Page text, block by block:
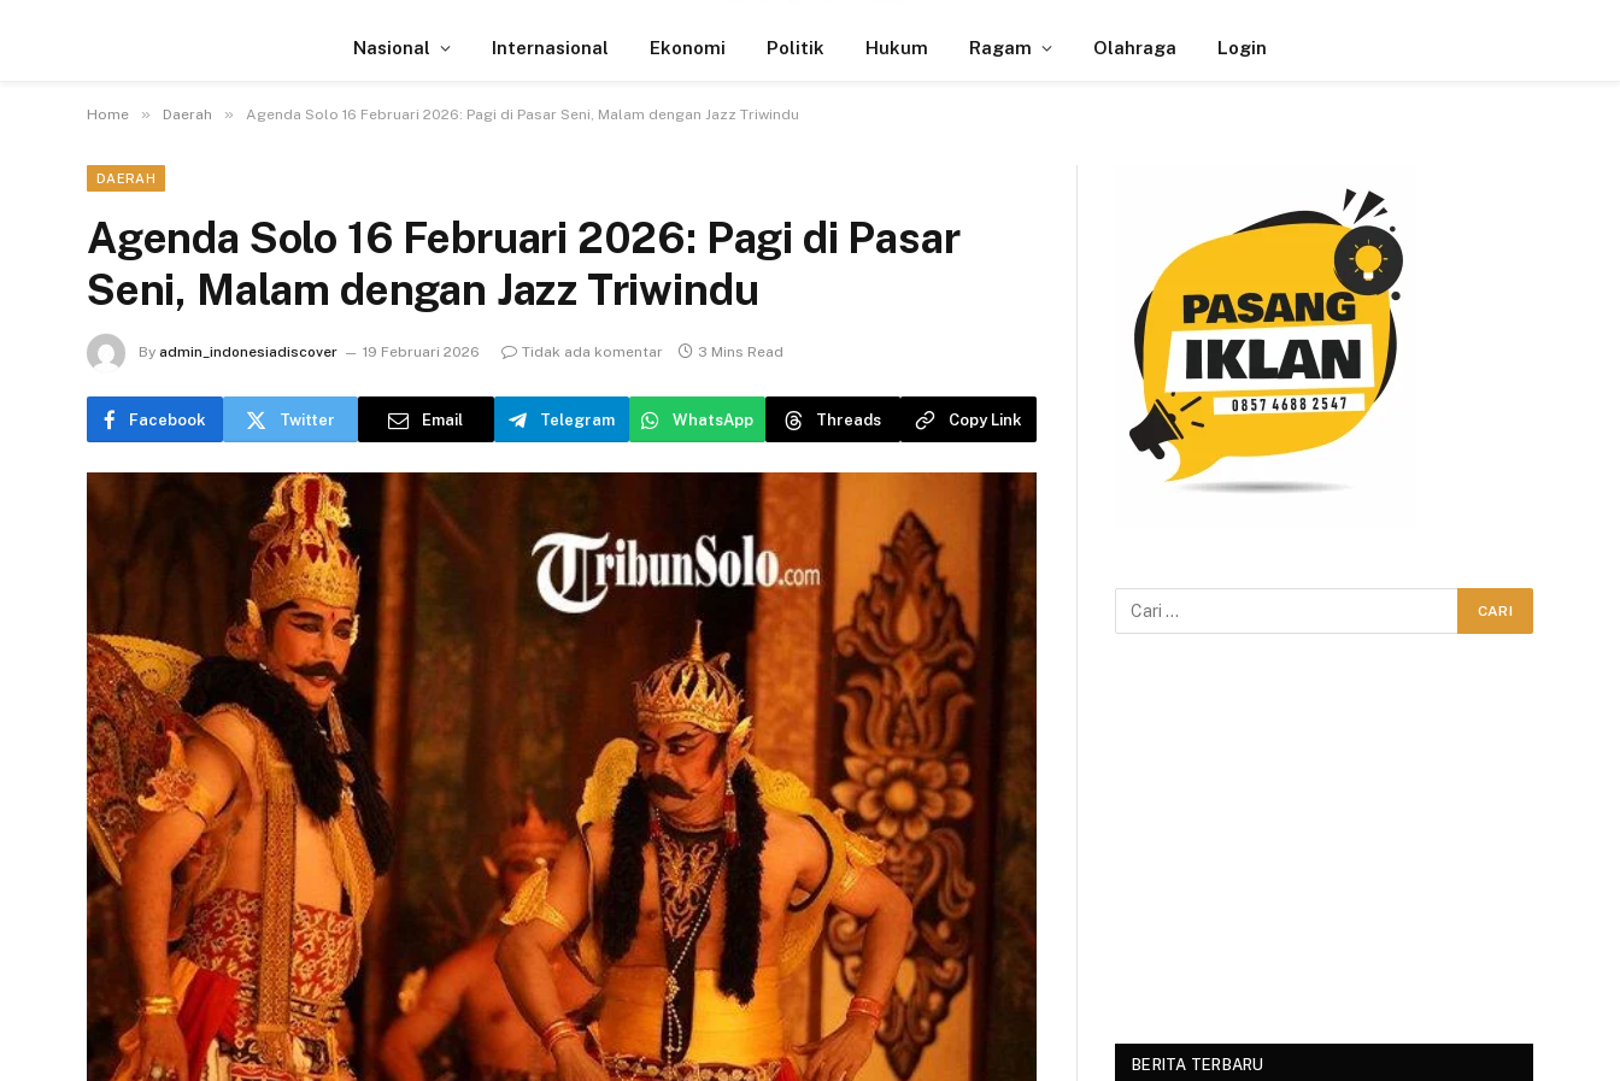
Nasional Internasional Ekonomi Politik Hukum Ragam Olahraga Login
Home » Daerah » Agenda Solo 16 Februari 2026: Pagi di Pasar Seni, Malam dengan Jazz Triwindu
DAERAH
Agenda Solo 16 Februari 2026: Pagi di Pasar
Seni, Malam dengan Jazz Triwindu
By admin_indonesiadiscover 19 Februari 2026 Tidak ada komentar 3 Mins Read
Facebook Twitter Email Telegram WhatsApp Threads Copy Link
BERITA TERBARU